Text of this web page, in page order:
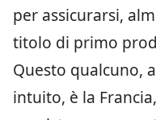
per assicurarsi,
titolo di primo
Questo qualcuno,
intuito, è la